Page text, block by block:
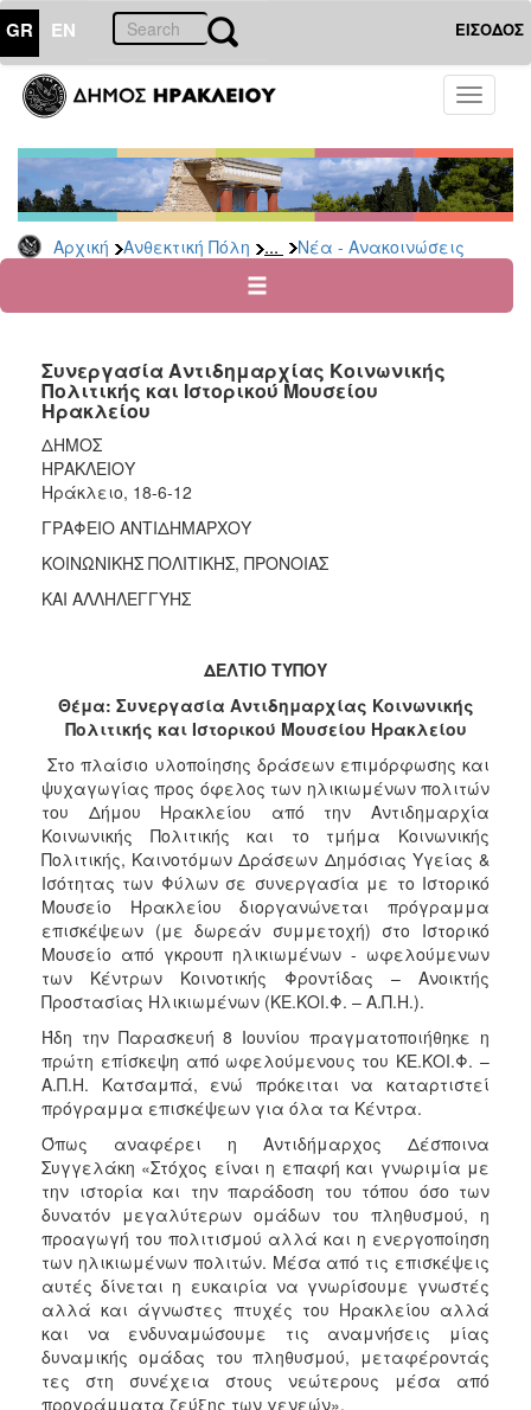
GR EN ΕΙΣΟΔΟΣ
Toggle
Αρχική Ανθεκτική Πόλη ... Νέα - Ανακοινώσεις
ΑΝΘΕΚΤΙΚΗ
ΠΟΛΗ
Κοινωνική
Πολιτική
Νέα
Ανακοινώσεις
για
Οικονομική
Αδυναμία
&
Φυσικές
Καταστροφές
Κέντρα
Φροντίδας
(Κ.Α.Π.Η.)
Παιδιών
(Κ.Δ.Α.Π.)
Κέντρα
Ημερήσιας
Φροντίδας
Ηλικιωμένων
(Κ.Η.Φ.Η.)
Κ.Δ.Α.Π.Α.μεΑ.
Αδειοδότηση
&
Έλεγχος
Βρεφονηπιακών
Δημοτικό
Ιατρείο
Ξενώνας
Φιλοξενίας
Γυναικών
Κέντρο
Κοινότητας
Κοινωνικό
Φαρμακείο
Κοινωνικό
Παντοπωλείο
Ισότητα
των
Συνεργασία Αντιδημαρχίας Κοινωνικής
Πολιτικής και Ιστορικού Μουσείου
Ηρακλείου
ΔΗΜΟΣ
ΗΡΑΚΛΕΙΟΥ
Ηράκλειο, 18-6-12
ΓΡΑΦΕΙΟ ΑΝΤΙΔΗΜΑΡΧΟΥ
ΚΟΙΝΩΝΙΚΗΣ ΠΟΛΙΤΙΚΗΣ, ΠΡΟΝΟΙΑΣ
ΚΑΙ ΑΛΛΗΛΕΓΓΥΗΣ
ΔΕΛΤΙΟ ΤΥΠΟΥ
Θέμα: Συνεργασία Αντιδημαρχίας Κοινωνικής
Πολιτικής και Ιστορικού Μουσείου Ηρακλείου
Στο πλαίσιο υλοποίησης δράσεων επιμόρφωσης και
ψυχαγωγίας προς όφελος των ηλικιωμένων πολιτών
του Δήμου Ηρακλείου από την Αντιδημαρχία
Κοινωνικής Πολιτικής και το τμήμα Κοινωνικής
Πολιτικής, Καινοτόμων Δράσεων Δημόσιας Υγείας &
Ισότητας των Φύλων σε συνεργασία με το Ιστορικό
Μουσείο Ηρακλείου διοργανώνεται πρόγραμμα
επισκέψεων (με δωρεάν συμμετοχή) στο Ιστορικό
Μουσείο από γκρουπ ηλικιωμένων - ωφελούμενων
των Κέντρων Κοινοτικής Φροντίδας – Ανοικτής
Προστασίας Ηλικιωμένων (ΚΕ.ΚΟΙ.Φ. – Α.Π.Η.).
Ήδη την Παρασκευή 8 Ιουνίου πραγματοποιήθηκε η
πρώτη επίσκεψη από ωφελούμενους του ΚΕ.ΚΟΙ.Φ. –
Α.Π.Η. Κατσαμπά, ενώ πρόκειται να καταρτιστεί
πρόγραμμα επισκέψεων για όλα τα Κέντρα.
Όπως αναφέρει η Αντιδήμαρχος Δέσποινα
Συγγελάκη «Στόχος είναι η επαφή και γνωριμία με
την ιστορία και την παράδοση του τόπου όσο των
δυνατόν μεγαλύτερων ομάδων του πληθυσμού, η
προαγωγή του πολιτισμού αλλά και η ενεργοποίηση
των ηλικιωμένων πολιτών. Μέσα από τις επισκέψεις
αυτές δίνεται η ευκαιρία να γνωρίσουμε γνωστές
αλλά και άγνωστες πτυχές του Ηρακλείου αλλά
και να ενδυναμώσουμε τις αναμνήσεις μίας
δυναμικής ομάδας του πληθυσμού, μεταφέροντάς
τες στη συνέχεια στους νεώτερους μέσα από
προγράμματα ζεύξης των γενεών».